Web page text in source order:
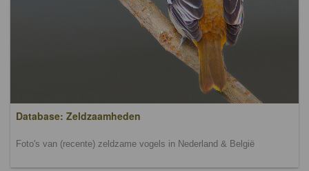
Database: Zeldzaamheden
Foto's van (recente) zeldzame vogels in Nederland & België